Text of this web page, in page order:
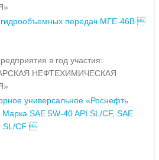
передач МГЕ-46В 
в год участия:
НЕФТЕХИМИЧЕСКАЯ
универсальное «Роснефть
SAE 5W-40 API SL/CF, SAE
SL/CF 